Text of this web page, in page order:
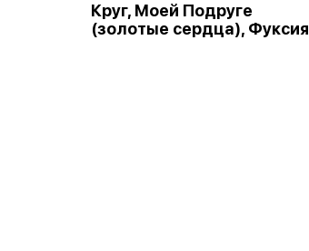
Круг, Моей Подруге
(золотые сердца), Фуксия